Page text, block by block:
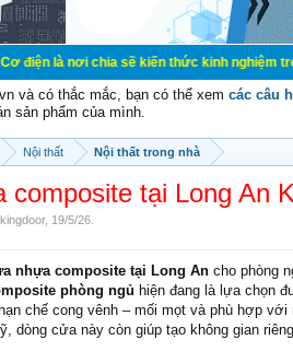
sẽ kiến thức kinh nghiệm trong lãnh vực
và có thắc mắc, bạn có thể xem các câu
sản phẩm của mình.
Nội thất Nội thất trong nhà
composite tại Long An
, 19/5/26
nhựa composite tại Long An cho phòng
phòng ngủ hiện đang là lựa chọn
chế cong vênh – mối mọt và phù hợp
dòng cửa này còn giúp tạo không gian